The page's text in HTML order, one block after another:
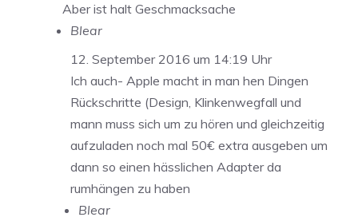
Aber ist halt Geschmacksache
Blear
12. September 2016 um 14:19 Uhr
Ich auch- Apple macht in man hen Dingen
Rückschritte (Design, Klinkenwegfall und
mann muss sich um zu hören und gleichzeitig
aufzuladen noch mal 50€ extra ausgeben um
dann so einen hässlichen Adapter da
rumhängen zu haben
Blear